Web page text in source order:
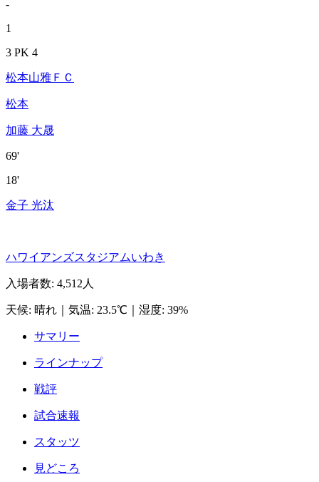
-
1
3 PK 4
松本山雅ＦＣ
松本
加藤 大晟
69'
18'
金子 光汰
ハワイアンズスタジアムいわき
入場者数: 4,512人
天候: 晴れ 気温: 23.5℃ 湿度: 39%
サマリー
ラインナップ
戦評
試合速報
スタッツ
見どころ